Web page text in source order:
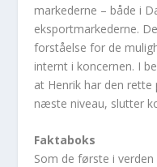
markederne – både i
eksportmarkederne.
forståelse for de
internt i koncernen. I
at Henrik har den
næste niveau, slutter
Faktaboks
Som de første i